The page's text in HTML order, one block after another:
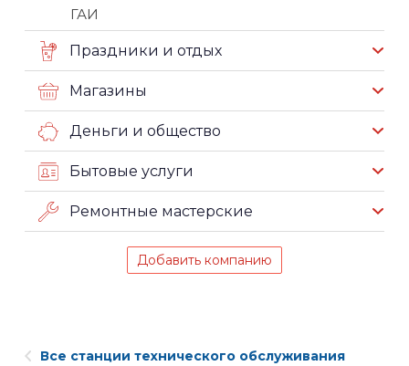
ГАИ
Праздники и отдых
Магазины
Деньги и общество
Бытовые услуги
Ремонтные мастерские
Добавить компанию
Все станции технического обслуживания